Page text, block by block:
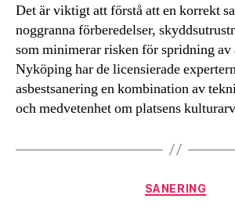
Det är viktigt att förstå att en korrekt
noggranna förberedelser,
som minimerar risken för spridning av
Nyköping har de licensierade
asbestsanering en kombination av
och medvetenhet om platsens
Kategorier
SANERING